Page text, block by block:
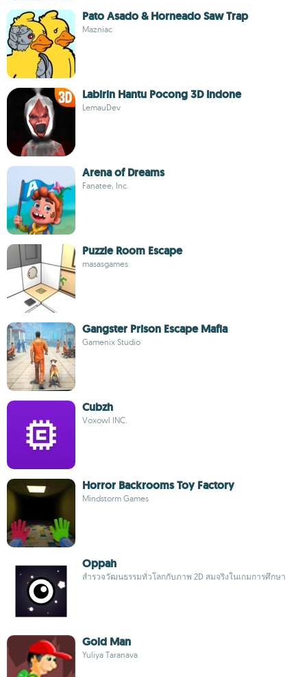
Pato Asado & Horneado Saw Trap
Mazniac
Labirin Hantu Pocong 3D Indone
LemauDev
Arena of Dreams
Fanatee, Inc.
Puzzle Room Escape
masasgames
Gangster Prison Escape Mafia
Gamenix Studio
Cubzh
Voxowl INC.
Horror Backrooms Toy Factory
Mindstorm Games
Oppah
สำรวจวัฒนธรรมทั่วโลกกับภาพ 2D สมจริงในเกมการศึกษา
Gold Man
Yuliya Taranava